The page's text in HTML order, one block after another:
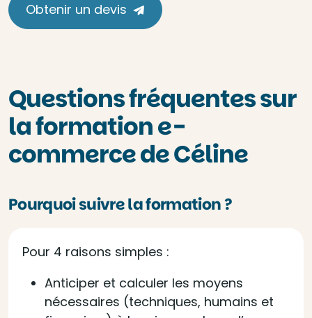
Obtenir un devis
Questions fréquentes sur
la formation e-
commerce de Céline
Pourquoi suivre la formation ?
Pour 4 raisons simples :
Anticiper et calculer les moyens
nécessaires (techniques, humains et